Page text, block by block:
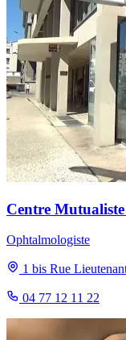
Centre
Ophtalmologiste
1 bis Rue
04 77 12 11 22